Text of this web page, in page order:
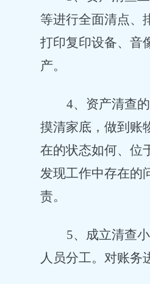
等进行全面清点、
打印复印设备、音
产。
4、资产清查
摸清家底，做到账
在的状态如何、位
发现工作中存在的
责。
5、成立清查
人员分工。对账务